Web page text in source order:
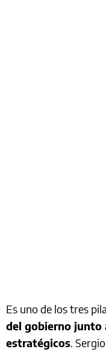
Es uno de los tres
del gobierno junto
estratégicos.